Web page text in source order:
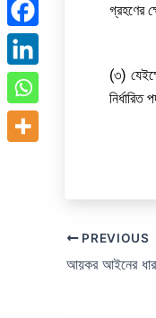
গ্রহণের
(৩)
PREVIOUS
আয়কর আইনের